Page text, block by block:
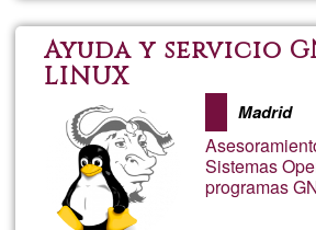
Ayuda y servicio
LINUX
Madrid
Sistemas
programas